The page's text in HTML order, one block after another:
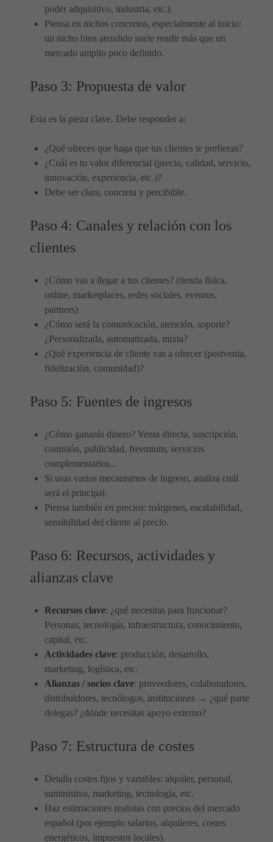
poder adquisitivo, industria, etc.).
Piensa en nichos concretos, especialmente al inicio:
un nicho bien atendido suele rendir más que un
mercado amplio poco definido.
Paso 3: Propuesta de valor
Esta es la pieza clave. Debe responder a:
¿Qué ofreces que haga que tus clientes te prefieran?
¿Cuál es tu valor diferencial (precio, calidad, servicio,
innovación, experiencia, etc.)?
Debe ser clara, concreta y percibible.
Paso 4: Canales y relación con los
clientes
¿Cómo vas a llegar a tus clientes? (tienda física,
online, marketplaces, redes sociales, eventos,
partners)
¿Cómo será la comunicación, atención, soporte?
¿Personalizada, automatizada, mixta?
¿Qué experiencia de cliente vas a ofrecer (postventa,
fidelización, comunidad)?
Paso 5: Fuentes de ingresos
¿Cómo ganarás dinero? Venta directa, suscripción,
comisión, publicidad, freemium, servicios
complementarios...
Si usas varios mecanismos de ingreso, analiza cuál
será el principal.
Piensa también en precios: márgenes, escalabilidad,
sensibilidad del cliente al precio.
Paso 6: Recursos, actividades y
alianzas clave
Recursos clave: ¿qué necesitas para funcionar?
Personas, tecnología, infraestructura, conocimiento,
capital, etc.
Actividades clave: producción, desarrollo,
marketing, logística, etc.
Alianzas / socios clave: proveedores, colaboradores,
distribuidores, tecnólogos, instituciones → ¿qué parte
delegas? ¿dónde necesitas apoyo externo?
Paso 7: Estructura de costes
Detalla costes fijos y variables: alquiler, personal,
suministros, marketing, tecnología, etc.
Haz estimaciones realistas con precios del mercado
español (por ejemplo salarios, alquileres, costes
energéticos, impuestos locales).